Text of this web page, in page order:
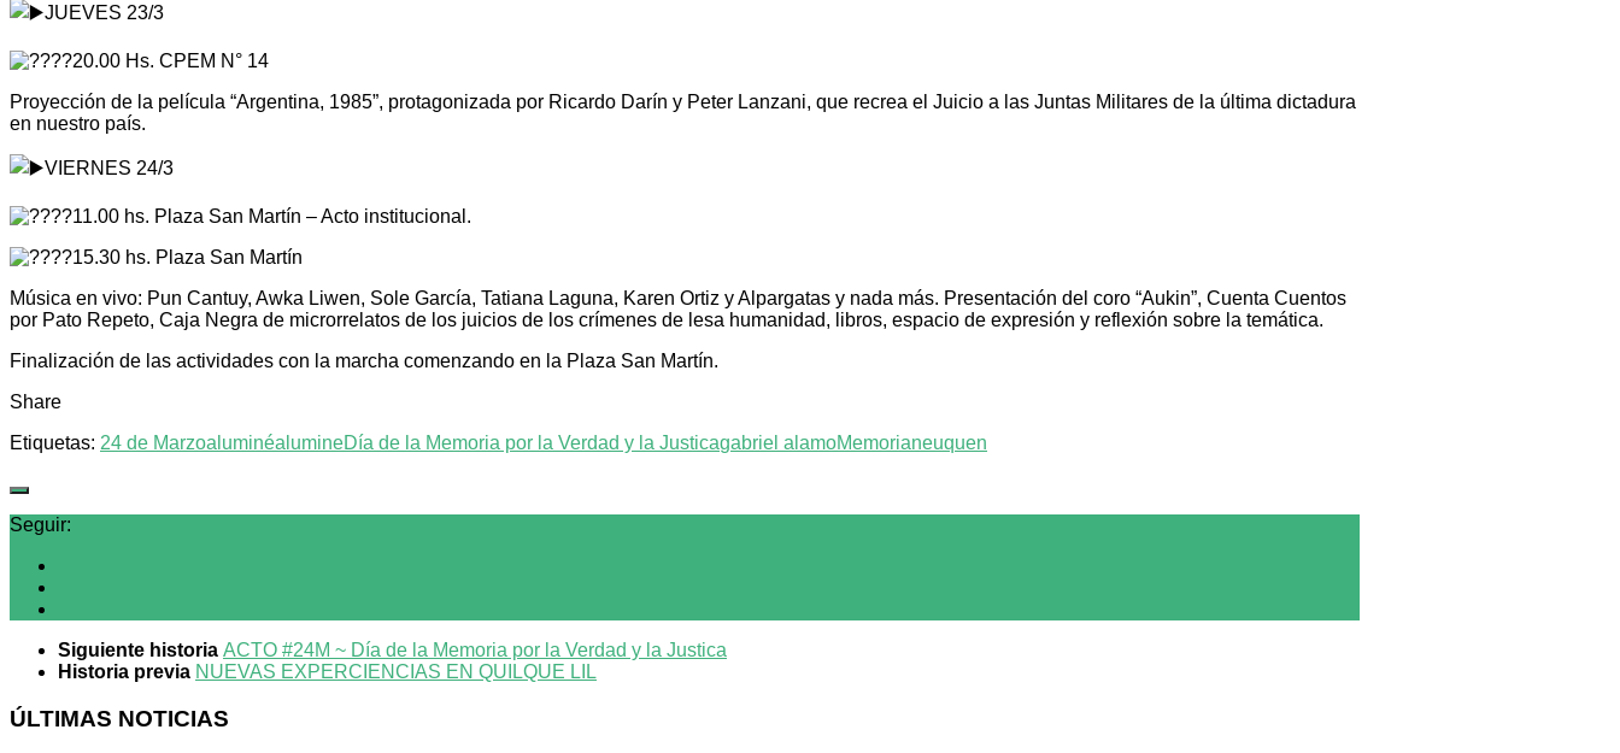
JUEVES 23/3
20.00 Hs. CPEM N° 14
Proyección de la película “Argentina, 1985”, protagonizada por Ricardo Darín y Peter Lanzani, que recrea el Juicio a las Juntas Militares de la última dictadura
en nuestro país.
VIERNES 24/3
11.00 hs. Plaza San Martín – Acto institucional.
15.30 hs. Plaza San Martín
Música en vivo: Pun Cantuy, Awka Liwen, Sole García, Tatiana Laguna, Karen Ortiz y Alpargatas y nada más. Presentación del coro “Aukin”, Cuenta Cuentos
por Pato Repeto, Caja Negra de microrrelatos de los juicios de los crímenes de lesa humanidad, libros, espacio de expresión y reflexión sobre la temática.
Finalización de las actividades con la marcha comenzando en la Plaza San Martín.
Share
Etiquetas: 24 de MarzoaluminéalumineDía de la Memoria por la Verdad y la Justicagabriel alamoMemorianeuquen
Seguir:
Siguiente historia ACTO #24M ~ Día de la Memoria por la Verdad y la Justica
Historia previa NUEVAS EXPERCIENCIAS EN QUILQUE LIL
ÚLTIMAS NOTICIAS